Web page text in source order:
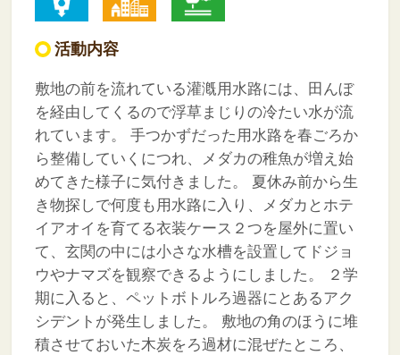
活動内容
敷地の前を流れている灌漑用水路には、田んぼ
を経由してくるので浮草まじりの冷たい水が流
れています。
手つかずだった用水路を春ごろか
ら整備していくにつれ、メダカの稚魚が増え始
めてきた様子に気付きました。
夏休み前から生
き物探しで何度も用水路に入り、メダカとホテ
イアオイを育てる衣装ケース２つを屋外に置い
て、玄関の中には小さな水槽を設置してドジョ
ウやナマズを観察できるようにしました。
２学
期に入ると、ペットボトルろ過器にとあるアク
シデントが発生しました。
敷地の角のほうに堆
積させておいた木炭をろ過材に混ぜたところ、